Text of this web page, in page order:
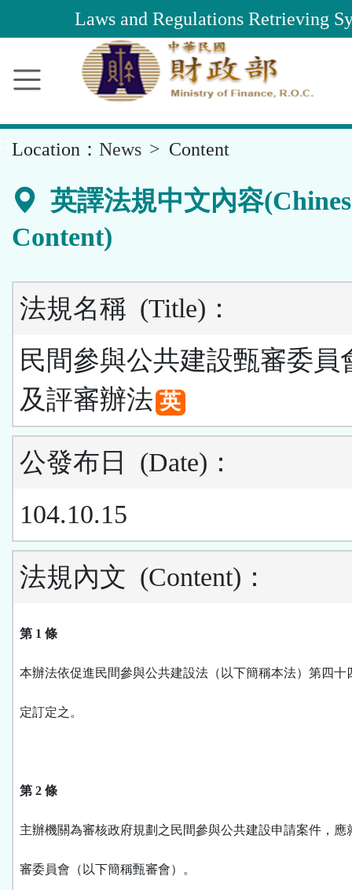
Content
Laws and Regulations Retrieving
Location： News Content
英譯法規中文內容
Content)
法規名稱 (Title) ：
民間參與公共建設甄審委員
及評審辦法 英
公發布日 (Date) ：
104.10.15
法規內文 (Content) ：
第 1 條
本辦法依促進民間參與公共建設法（以下簡稱本法）第四十
定訂定之。
第 2 條
主辦機關為審核政府規劃之民間參與公共建設申請案件，應
審委員會（以下簡稱甄審會）。